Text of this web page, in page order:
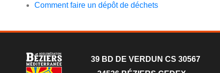
Comment faire un dépôt de déchets
39 BD DE VERDUN CS 30567